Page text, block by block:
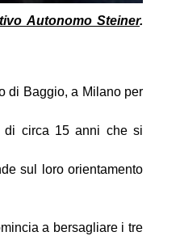
Autonomo Steiner.
di Baggio, a Milano per
di circa 15 anni che si
sul loro orientamento
a bersagliare i tre